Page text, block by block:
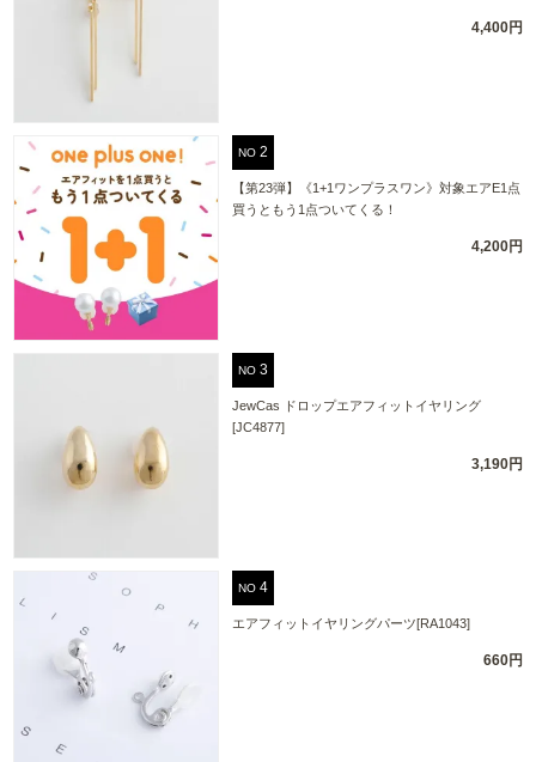
4,400円
NO
【第23弾】《1+1ワンプラスワン》対象エアE1点
買うともう1点ついてくる！
4,200円
NO
JewCas ドロップエアフィットイヤリング
[JC4877]
3,190円
NO
エアフィットイヤリングパーツ[RA1043]
660円